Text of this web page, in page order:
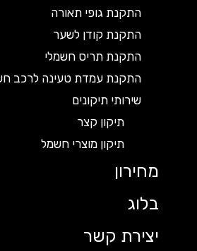
התקנת גופי תאורה
התקנת קודן לשער
התקנת תריס חשמלי
התקנת עמדת טעינה לרכב חשמלי
שירותי תיקונים
תיקון קצר
תיקון מוצרי חשמל
מחירון
בלוג
יצירת קשר